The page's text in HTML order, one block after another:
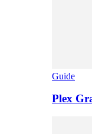
Guide
Plex